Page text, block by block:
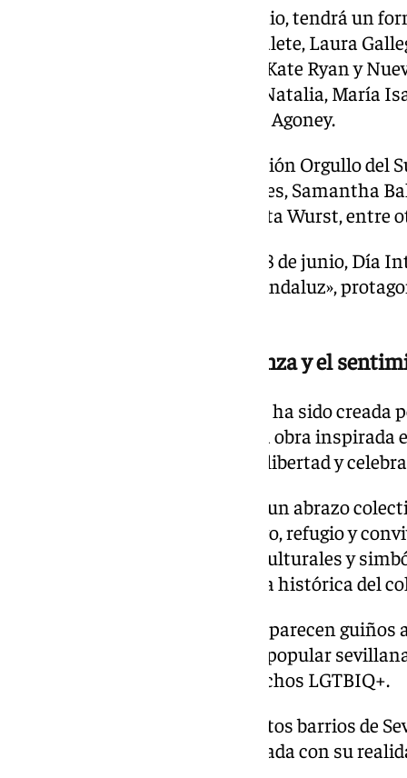
El pregón inaugural, el 25 de junio, tendrá un
participación de María Peláe, Falete, Laura
misma noche actuarán Uceda, Kate Ryan y
escenario artistas como Jedet, Natalia, María
Patricia Manterola, Gemeliers o Agoney.
El sábado 27, tras la manifestación Orgullo del
Chenoa, Barei, Beth, Las Chuches, Samantha
ganadora de Eurovisión Conchita Wurst, entre
La programación concluirá el 28 de junio, Día
LGTBIQ+, con la gala «Orgullo Andaluz»,
Un cartel inspirado en la danza y el
La imagen oficial del Pride 2026 ha sido
Terriza, quien ha concebido una obra
movimiento como símbolos de libertad y
La composición gira en torno a un abrazo
LGTBIQ+ como espacio de apoyo, refugio y
además múltiples referencias culturales y
imaginario queer y a la memoria histórica del
Entre los elementos incluidos aparecen guiños
la cerámica trianera, la cultura popular
camino en la lucha por los derechos LGTBIQ+.
El fondo de la obra recrea distintos barrios de
ciudad abierta, diversa y conectada con su